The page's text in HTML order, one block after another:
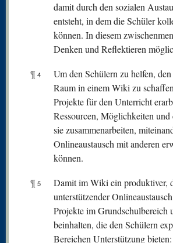
damit durch den sozialen
entsteht, in dem die Schüler
können. In diesem
Denken und Reflektieren
¶ 4
Um den Schülern zu helfen,
Raum in einem Wiki zu
Projekte für den Unterricht
Ressourcen, Möglichkeiten und
sie zusammenarbeiten,
Onlineaustausch mit anderen
können.
¶ 5
Damit im Wiki ein produktiver,
unterstützender
Projekte im
beinhalten, die den Schülern
Bereichen Unterstützung bieten: